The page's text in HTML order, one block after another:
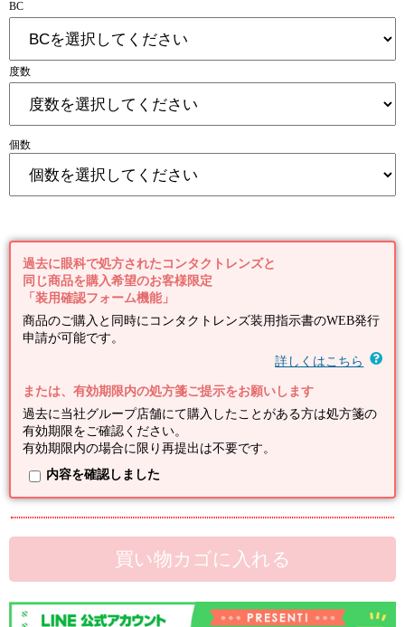
BC
度数
個数
過去に眼科で処方されたコンタクトレンズと
同じ商品を購入希望のお客様限定
「装用確認フォーム機能」
商品のご購入と同時にコンタクトレンズ装用指示書のWEB発行
申請が可能です。
詳しくはこちら
または、有効期限内の処方箋ご提示をお願いします
過去に当社グループ店舗にて購入したことがある方は処方箋の
有効期限をご確認ください。
有効期限内の場合に限り再提出は不要です。
内容を確認しました
買い物カゴに入れる